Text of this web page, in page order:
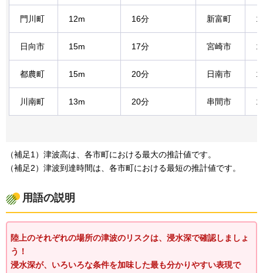
門川町 12m 16分 新富町
日向市 15m 17分 宮崎市
都農町 15m 20分 日南市
川南町 13m 20分 串間市
（補足1）津波高は、各市町における最大の推計値です。
（補足2）津波到達時間は、各市町における最短の推計値です。
用語の説明
陸上のそれぞれの場所の津波のリスクは、浸水深で確認しましょ
う！
浸水深が、いろいろな条件を加味した最も分かりやすい表現で